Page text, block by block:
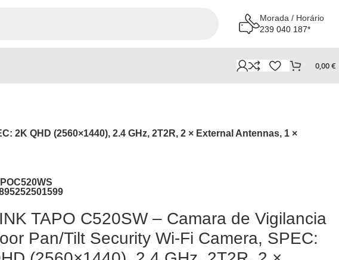
Morada / Horário
239 040 187*
0,00€
2K QHD (2560×1440), 2.4 GHz, 2T2R, 2 × External Antennas, 1 ×
TAPO C520SW – Camara de Vigilancia
Pan/Tilt Security Wi-Fi Camera, SPEC: